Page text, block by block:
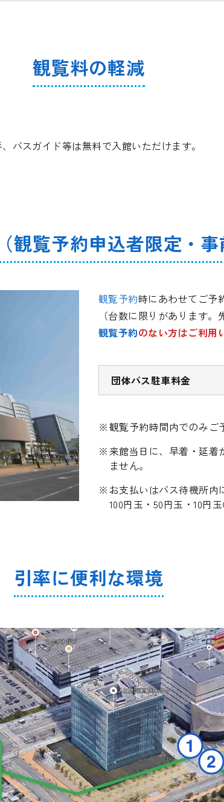
観覧料の軽減
バスガイド等は無料で入館いただけます。
観覧予約申込者限定・事
観覧予約時にあわせてご予
（台数に限りがあります。
観覧予約のない方はご利用
団体バス駐車料金
観覧予約時間内でのみご
来館当日に、早着・延着
ません。
お支払いはバス待機所内
100円玉・50円玉・10円玉
引率に便利な環境